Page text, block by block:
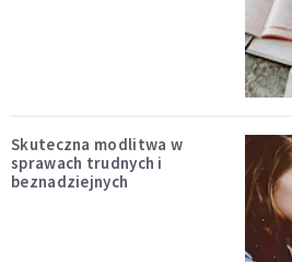
Skuteczna modlitwa w
sprawach trudnych i
beznadziejnych